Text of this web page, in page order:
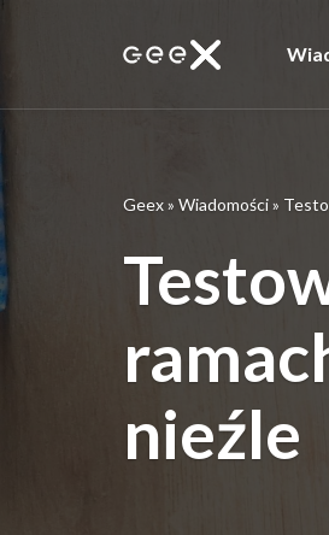
Geex» Wiadomości»
nieźle